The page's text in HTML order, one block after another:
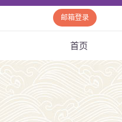
邮箱登录
首页